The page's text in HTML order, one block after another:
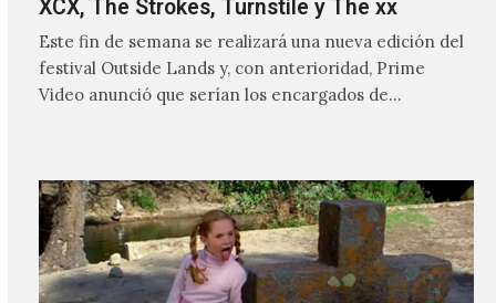
XCX, The Strokes, Turnstile y The xx
Este fin de semana se realizará una nueva edición del
festival Outside Lands y, con anterioridad, Prime
Video anunció que serían los encargados de